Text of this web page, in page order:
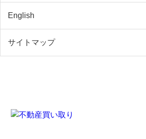
English
サイトマップ